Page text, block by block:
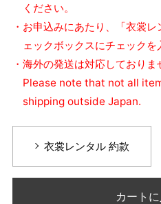
ください。
・お申込みにあたり、「衣裳
ェックボックスにチェックを
・海外の発送は対応しておりま
Please note that not all
shipping outside Japan.
衣裳レンタル 約款
カート